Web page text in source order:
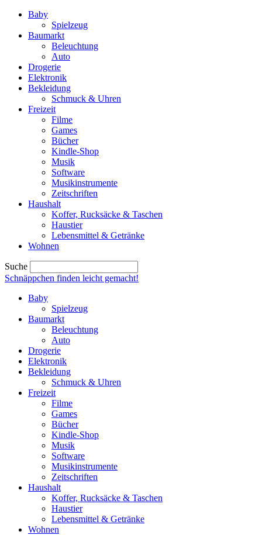
Baby
Spielzeug
Baumarkt
Beleuchtung
Auto
Drogerie
Elektronik
Bekleidung
Schmuck & Uhren
Freizeit
Filme
Games
Bücher
Kindle-Shop
Musik
Software
Musikinstrumente
Zeitschriften
Haushalt
Koffer, Rucksäcke & Taschen
Haustier
Lebensmittel & Getränke
Wohnen
Suche
Schnäppchen finden leicht gemacht!
Baby
Spielzeug
Baumarkt
Beleuchtung
Auto
Drogerie
Elektronik
Bekleidung
Schmuck & Uhren
Freizeit
Filme
Games
Bücher
Kindle-Shop
Musik
Software
Musikinstrumente
Zeitschriften
Haushalt
Koffer, Rucksäcke & Taschen
Haustier
Lebensmittel & Getränke
Wohnen